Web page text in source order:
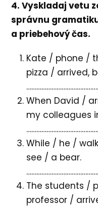
4. Vyskladaj vetu
správnu
a priebehový čas.
Kate / phone /
pizza / arrived,
When David /
my colleagues
While / he /
see / a bear.
The students /
professor /